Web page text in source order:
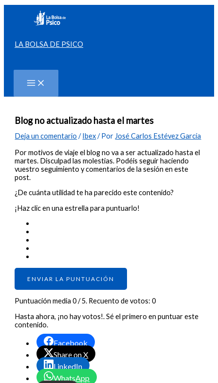
contenido
LA BOLSA DE PSICO
Blog no actualizado hasta el martes
Deja un comentario /Ibex/ Por José Carlos Estévez García
Por motivos de viaje el blog no va a ser actualizado hasta el
martes. Disculpad las molestias. Podéis seguir haciendo
vuestro seguimiento y comentarios de la sesión en este
post.
¿De cuánta utilidad te ha parecido este contenido?
¡Haz clic en una estrella para puntuarlo!
ENVIAR LA PUNTUACIÓN
Puntuación media0/ 5. Recuento de votos:0
Hasta ahora, ¡no hay votos!. Sé el primero en puntuar este
contenido.
Facebook
Share on X
LinkedIn
WhatsApp